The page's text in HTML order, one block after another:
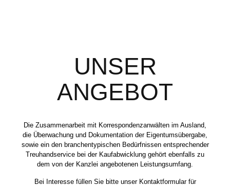
UNSER
ANGEBOT
Die Zusammenarbeit mit Korrespondenzanwälten im Ausland,
die Überwachung und Dokumentation der Eigentumsübergabe,
sowie ein den branchentypischen Bedürfnissen entsprechender
Treuhandservice bei der Kaufabwicklung gehört ebenfalls zu
dem von der Kanzlei angebotenen Leistungsumfang.
Bei Interesse füllen Sie bitte unser Kontaktformular für